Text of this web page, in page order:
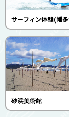
砂浜美術館